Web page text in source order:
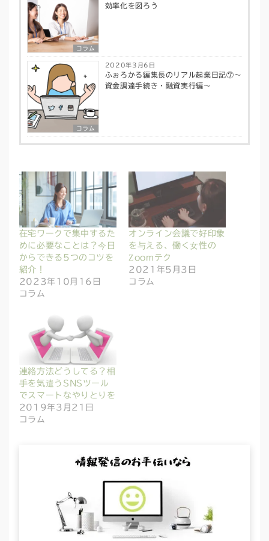
コラム
効率化を図ろう
コラム
2020年3月6日
ふぉろかる編集長のリアル起業日記⑦〜
資金調達手続き・融資実行編〜
在宅ワークで集中するた
めに必要なことは？今日
からできる5つのコツを
紹介！
2023年10月16日
コラム
オンライン会議で好印象
を与える、働く女性の
Zoomテク
2021年5月3日
コラム
連絡方法どうしてる？相
手を気遣うSNSツール
でスマートなやりとりを
2019年3月21日
コラム